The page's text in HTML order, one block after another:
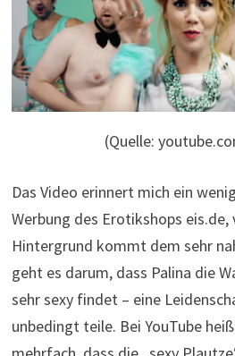
(Quelle:
Das Video erinnert mich ein
Werbung des Erotikshops eis.de,
Hintergrund kommt dem sehr
geht es darum, dass Palina die
sehr sexy findet – eine
unbedingt teile. Bei YouTube